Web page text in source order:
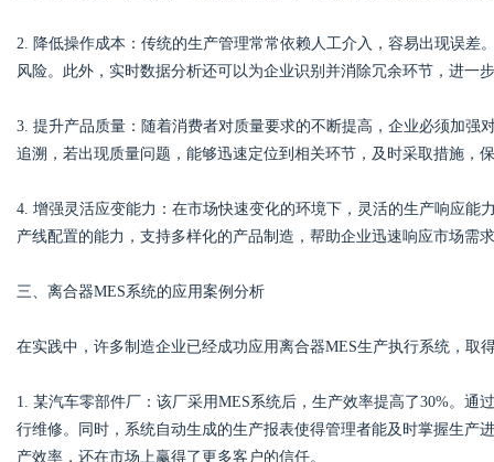
2. 降低操作成本：传统的生产管理常常依赖人工介入，容易出现误差
风险。此外，实时数据分析还可以为企业识别并消除冗余环节，进一
3. 提升产品质量：随着消费者对质量要求的不断提高，企业必须加强
追溯，若出现质量问题，能够迅速定位到相关环节，及时采取措施，
4. 增强灵活应变能力：在市场快速变化的环境下，灵活的生产响应能
产线配置的能力，支持多样化的产品制造，帮助企业迅速响应市场需
三、离合器MES系统的应用案例分析
在实践中，许多制造企业已经成功应用离合器MES生产执行系统，取
1. 某汽车零部件厂：该厂采用MES系统后，生产效率提高了30%。
行维修。同时，系统自动生成的生产报表使得管理者能及时掌握生产
产效率，还在市场上赢得了更多客户的信任。